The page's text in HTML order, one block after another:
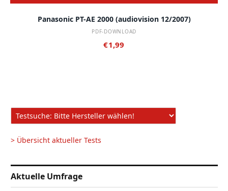
Panasonic PT-AE 2000 (audiovision 12/2007)
PDF-DOWNLOAD
€1,99
> Übersicht aktueller Tests
Aktuelle Umfrage